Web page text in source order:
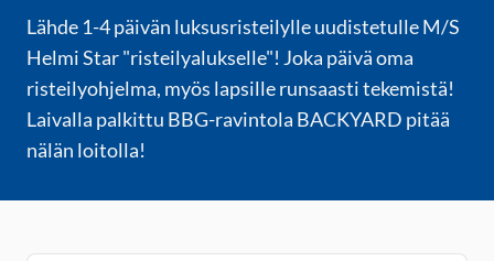
Lähde 1-4 päivän luksusristeilylle uudistetulle M/S
Helmi Star "risteilyalukselle"! Joka päivä oma
risteilyohjelma, myös lapsille runsaasti tekemistä!
Laivalla palkittu BBG-ravintola BACKYARD pitää
nälän loitolla!